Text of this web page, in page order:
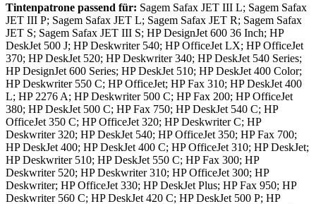
Tintenpatrone passend für: Sagem Safax JET III L; Sagem Safax
JET III P; Sagem Safax JET L; Sagem Safax JET R; Sagem Safax
JET S; Sagem Safax JET III S; HP DesignJet 600 36 Inch; HP
DeskJet 500 J; HP Deskwriter 540; HP OfficeJet LX; HP OfficeJet
370; HP DeskJet 520; HP Deskwriter 340; HP DeskJet 540 Series;
HP DesignJet 600 Series; HP DeskJet 510; HP DeskJet 400 Color;
HP Deskwriter 550 C; HP OfficeJet; HP Fax 310; HP DeskJet 400
L; HP 2276 A; HP Deskwriter 500 C; HP Fax 200; HP OfficeJet
380; HP DeskJet 500 C; HP Fax 750; HP DeskJet 540 C; HP
OfficeJet 350 C; HP OfficeJet 320; HP Deskwriter C; HP
Deskwriter 320; HP DeskJet 540; HP OfficeJet 350; HP Fax 700;
HP DeskJet 400; HP DeskJet 400 C; HP OfficeJet 310; HP DeskJet;
HP Deskwriter 510; HP DeskJet 550 C; HP Fax 300; HP
Deskwriter 520; HP Deskwriter 310; HP OfficeJet 300; HP
Deskwriter; HP OfficeJet 330; HP DeskJet Plus; HP Fax 950; HP
Deskwriter 560 C; HP DeskJet 420 C; HP DeskJet 500 P; HP